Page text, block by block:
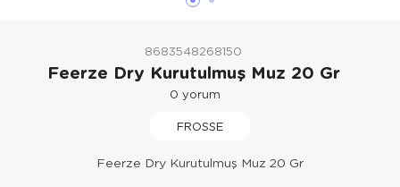
8683548268150
Feerze Dry Kurutulmuş Muz 20 Gr
0 yorum
FROSSE
Feerze Dry Kurutulmuş Muz 20 Gr